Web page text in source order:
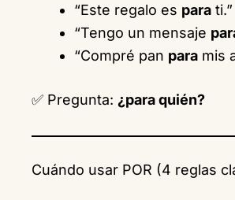
“Este regalo es para ti.”
“Tengo un mensaje
“Compré pan para mis
✅ Pregunta: ¿para quién?
Cuándo usar POR (4 reglas